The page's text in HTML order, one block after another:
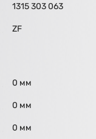
1315 303 063
ZF
0 мм
0 мм
0 мм